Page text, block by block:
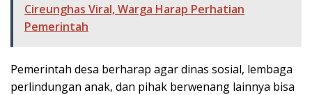
Cireunghas Viral, Warga Harap Perhatian
Pemerintah
Pemerintah desa berharap agar dinas sosial, lembaga
perlindungan anak, dan pihak berwenang lainnya bisa